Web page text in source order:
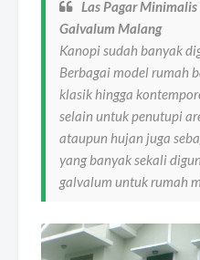
Las Pagar
Galvalum Malang
Kanopi sudah banyak
Berbagai model rumah
klasik hingga
selain untuk penutupi
ataupun hujan juga
yang banyak sekali
galvalum untuk rumah